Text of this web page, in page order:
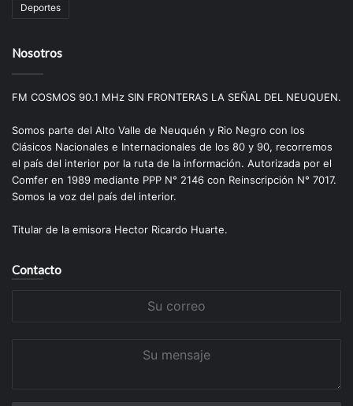
Deportes
Nosotros
FM COSMOS 90.1 MHz SIN FRONTERAS LA SEÑAL DEL NEUQUEN.
Somos parte del Alto Valle de Neuquén y Rio Negro con los
Clásicos Nacionales e Internacionales de los 80 y 90, recorremos
el país del interior por la ruta de la información. Autorizada por el
Comfer en 1989 mediante PPP N° 2146 con Reinscripción N° 7017.
Somos la voz del país del interior.
Titular de la emisora Hector Ricardo Huarte.
Contacto